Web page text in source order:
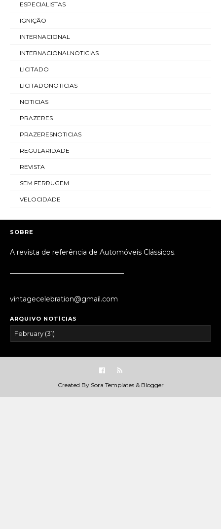
ESPECIALISTAS
IGNIÇÃO
INTERNACIONAL
INTERNACIONALNOTICIAS
LICITADO
LICITADONOTICIAS
NOTICIAS
PRAZERES
PRAZERESNOTICIAS
REGULARIDADE
REVISTA
SEM FERRUGEM
VELOCIDADE
SOBRE
A revista de referência de Automóveis Clássicos.
vintagecelebration@gmail.com
ARQUIVO NOTÍCIAS
Created By Sora Templates& Blogger